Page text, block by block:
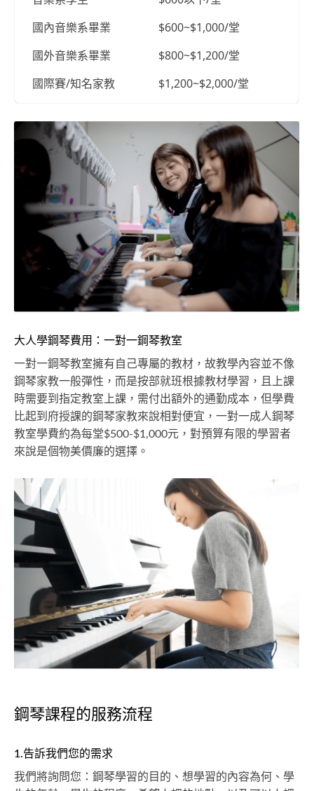
國內音樂系畢業
$600~$1,000/堂
國外音樂系畢業
$800~$1,200/堂
國際賽/知名家教
$1,200~$2,000/堂
大人學鋼琴費用：一對一鋼琴教室
一對一鋼琴教室擁有自己專屬的教材，故教學內容並不像
鋼琴家教一般彈性，而是按部就班根據教材學習，且上課
時需要到指定教室上課，需付出額外的通勤成本，但學費
比起到府授課的鋼琴家教來說相對便宜，一對一成人鋼琴
教室學費約為每堂$500-$1,000元，對預算有限的學習者
來說是個物美價廉的選擇。
鋼琴課程的服務流程
1.告訴我們您的需求
我們將詢問您：鋼琴學習的目的、想學習的內容為何、學